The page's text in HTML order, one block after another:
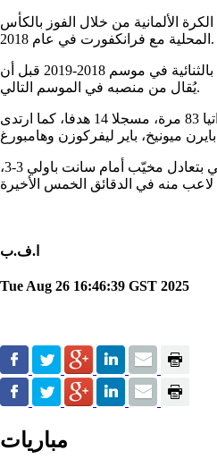
الألمانية من خلال الفوز بالكأس
المحلية مع فرانكفورت في عام 2018.
وبعد انتقاله الى بايرن، فاز معه بالثنائية في موسم 2018-2019 قبل أن
يُقال من منصبه في الموسم التالي.
وسبق له كلاعب أن مثل كرواتيا 83 مرة، مسجلا 14 هدفا، كما ارتدى
واستهل دورتموند الموسم الحالي بتعادل مخيّب أمام سانت باولي 3-3،
ا.ف.ب
Tue Aug 26 16:46:39 GST 2025
مباريات